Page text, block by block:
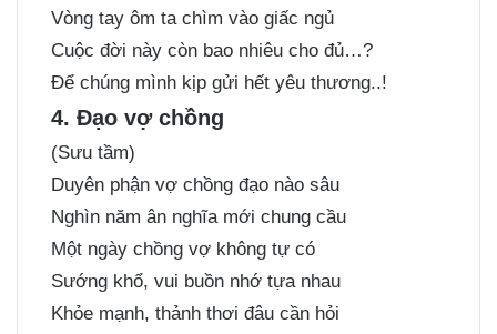
Vòng tay ôm ta chìm vào giấc ngủ
Cuộc đời này còn bao nhiêu cho đủ…?
Để chúng mình kịp gửi hết yêu thương..!
4. Đạo vợ chồng
(Sưu tầm)
Duyên phận vợ chồng đạo nào sâu
Nghìn năm ân nghĩa mới chung cầu
Một ngày chồng vợ không tự có
Sướng khổ, vui buồn nhớ tựa nhau
Khỏe mạnh, thảnh thơi đâu cần hỏi